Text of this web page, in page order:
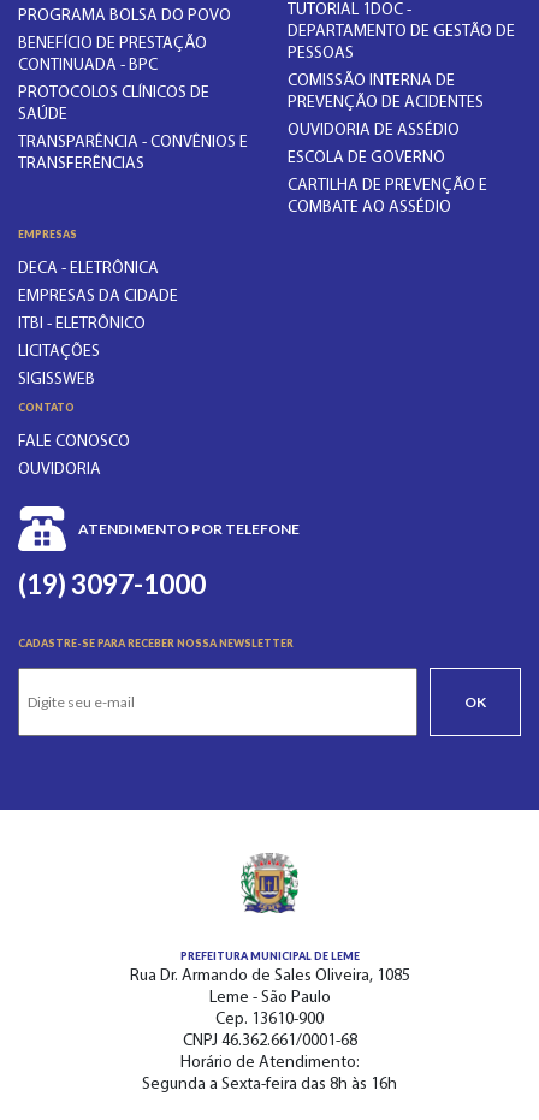
PROGRAMA BOLSA DO POVO
BENEFÍCIO DE PRESTAÇÃO
CONTINUADA - BPC
PROTOCOLOS CLÍNICOS DE
SAÚDE
TRANSPARÊNCIA - CONVÊNIOS E
TRANSFERÊNCIAS
TUTORIAL 1DOC -
DEPARTAMENTO DE GESTÃO DE
PESSOAS
COMISSÃO INTERNA DE
PREVENÇÃO DE ACIDENTES
OUVIDORIA DE ASSÉDIO
ESCOLA DE GOVERNO
CARTILHA DE PREVENÇÃO E
COMBATE AO ASSÉDIO
EMPRESAS
DECA - ELETRÔNICA
EMPRESAS DA CIDADE
ITBI - ELETRÔNICO
LICITAÇÕES
SIGISSWEB
CONTATO
FALE CONOSCO
OUVIDORIA
ATENDIMENTO POR TELEFONE
(19) 3097-1000
CADASTRE-SE PARA RECEBER NOSSA NEWSLETTER
OK
PREFEITURA MUNICIPAL DE LEME
Rua Dr. Armando de Sales Oliveira, 1085
Leme - São Paulo
Cep. 13610-900
CNPJ 46.362.661/0001-68
Horário de Atendimento:
Segunda a Sexta-feira das 8h às 16h